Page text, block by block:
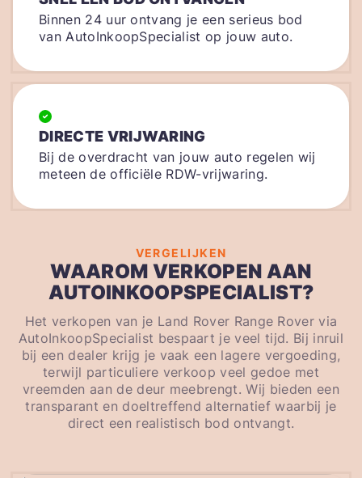
Binnen 24 uur ontvang je een serieus bod
van AutoInkoopSpecialist op jouw auto.
DIRECTE VRIJWARING
Bij de overdracht van jouw auto regelen wij
meteen de officiële RDW-vrijwaring.
VERGELIJKEN
WAAROM VERKOPEN AAN
AUTOINKOOPSPECIALIST?
Het verkopen van je Land Rover Range Rover via
AutoInkoopSpecialist bespaart je veel tijd. Bij inruil
bij een dealer krijg je vaak een lagere vergoeding,
terwijl particuliere verkoop veel gedoe met
vreemden aan de deur meebrengt. Wij bieden een
transparant en doeltreffend alternatief waarbij je
direct een realistisch bod ontvangt.